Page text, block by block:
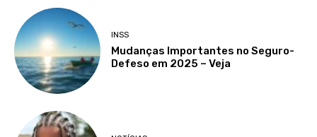
INSS
Mudanças Importantes no Seguro-
Defeso em 2025 – Veja